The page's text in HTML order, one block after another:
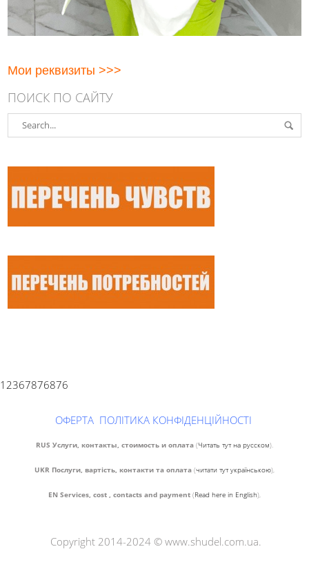
Мои реквизиты >>>
ПОИСК ПО САЙТУ
12367876876
ОФЕРТА ПОЛІТИКА КОНФІДЕНЦІЙНОСТІ
RUS Услуги, контакты, стоимость и оплата (Читать тут на русском).
UKR Послуги, вартість, контакти та оплата (читати тут українською),
EN Services, cost , contacts and payment (Read here in English),
Copyright 2014-2024 © www.shudel.com.ua.